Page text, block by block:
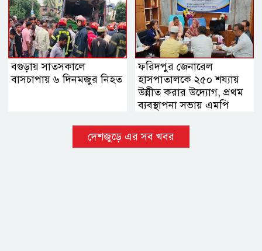
বগুড়ায় সাতসকালে
বাসচাপায় ৬ দিনমজুর নিহত
ফরিদপুর জেনারেল
হাসপাতালকে ২৫০ শয্যায়
উন্নীত করার উদ্যোগ, প্রথম
ব্যবস্থাপনা সভায় এমপি
দেশজুড়ে এর সব খবর